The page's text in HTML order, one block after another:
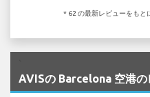
* 62 の最新レビューをもと
AVISの Barcelona 空港の